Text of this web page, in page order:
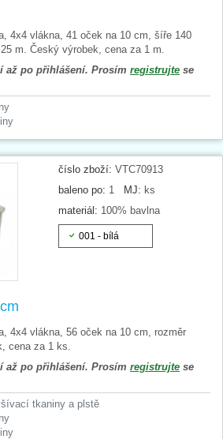
4x4 vlákna, 41 oček na 10 cm, šíře 140
m. Český výrobek, cena za 1 m.
až po přihlášení. Prosím registrujte se
číslo zboží: VTC70913
baleno po: 1 MJ: ks
materiál: 100% bavlna
001 - bílá
4x4 vlákna, 56 oček na 10 cm, rozměr
cena za 1 ks.
až po přihlášení. Prosím registrujte se
tkaniny a plstě